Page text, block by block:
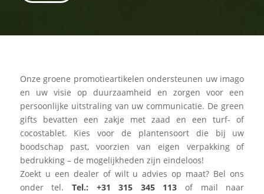
Onze groene promotieartikelen ondersteunen uw imago
en uw visie op duurzaamheid en zorgen voor een
persoonlijke uitstraling van uw communicatie. De green
gifts bevatten een zakje met zaad en een turf- of
cocostablet. Kies voor de plantensoort die bij uw
boodschap past, voorzien van eigen verpakking of
bedrukking – de mogelijkheden zijn eindeloos!
Zoekt u een dealer of wilt u advies op maat? Bel ons
onder tel. Tel.: +31 315 345 113of mail naar